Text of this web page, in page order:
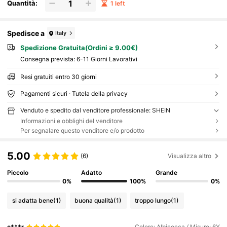
Quantità: 1 left
Spedisce a Italy
Spedizione Gratuita(Ordini ≥ 9.00€)
Consegna prevista: 6-11 Giorni Lavorativi
Resi gratuiti entro 30 giorni
Pagamenti sicuri · Tutela della privacy
Venduto e spedito dal venditore professionale: SHEIN
Informazioni e obblighi del venditore
Per segnalare questo venditore e/o prodotto
5.00 (6) Visualizza altro
Piccolo
0%
Adatto
100%
Grande
0%
si adatta bene(1) buona qualità(1) troppo lungo(1)